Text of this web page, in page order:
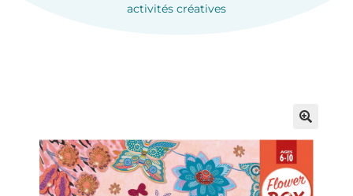
activités créatives